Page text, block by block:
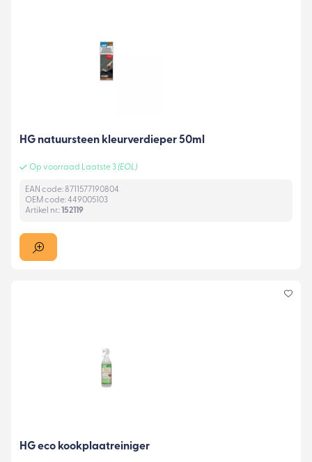
HG natuursteen kleurverdieper 50ml
Op voorraad Laatste 3(EOL)
EAN code: 8711577190804
OEM code: 449005103
Artikel nr.: 152119
HG eco kookplaatreiniger